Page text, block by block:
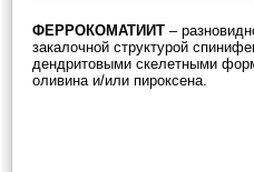
ФЕРРОКОМАТИИТ –
закалочной структурой
дендритовыми скелетными
оливина и/или пироксена.